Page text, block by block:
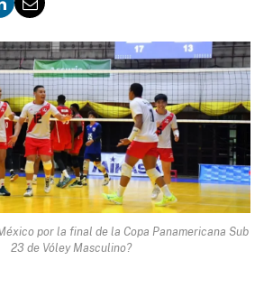
por la final de la Copa Panamericana Sub
23 de Vóley Masculino?